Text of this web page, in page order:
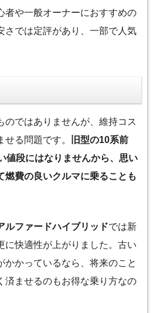
者や一般オーナーにおすすめの
さでは定評があり、一部で人気
のではありませんが、維持コス
せる問題です。
旧型の10系前
値段にはなりませんから、思い
燃費の良いクルマに乗ることも
ルファードハイブリッドでは新
に快適性が上がりました。古い
かかっているなら、将来のこと
済ませるのもお得な乗り方なの